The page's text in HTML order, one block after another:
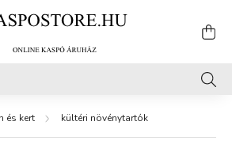
és kert kültéri növénytartók